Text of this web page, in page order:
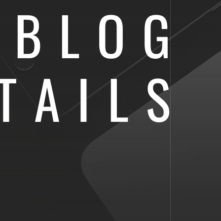
BLOG